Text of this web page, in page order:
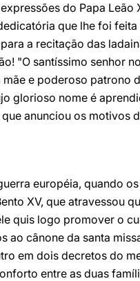
do Papa
que lhe foi
a recitação das
"O santíssimo senhor
e poderoso patrono
glorioso nome é
anunciou os motivos
européia, quando
XV, que atravessou
quis logo promover o
cânone da santa
em dois decretos do
entre as duas